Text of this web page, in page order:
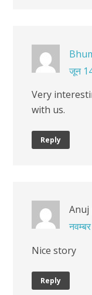
जून
Very
with us.
Reply
Anuj
Nice story
Reply